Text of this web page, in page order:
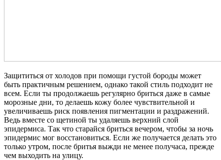
Защититься от холодов при помощи густой бороды может
быть практичным решением, однако такой стиль подходит не
всем. Если ты продолжаешь регулярно бриться даже в самые
морозные дни, то делаешь кожу более чувствительной и
увеличиваешь риск появления пигментации и раздражений.
Ведь вместе со щетиной ты удаляешь верхний слой
эпидермиса. Так что старайся бриться вечером, чтобы за ночь
эпидермис мог восстановиться. Если же получается делать это
только утром, после бритья выжди не менее получаса, прежде
чем выходить на улицу.